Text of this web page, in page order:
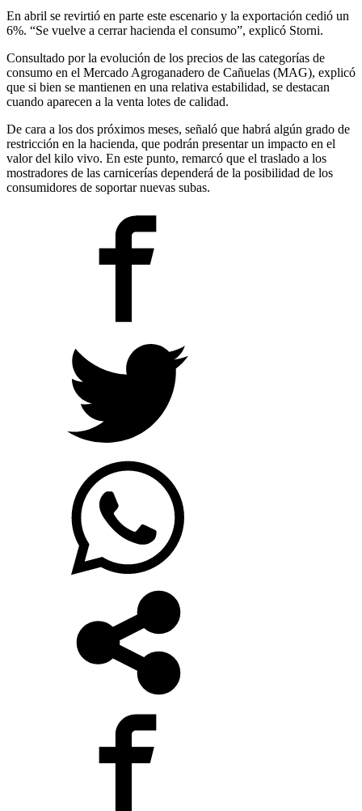
En abril se revirtió en parte este escenario y la exportación cedió un
6%. “Se vuelve a cerrar hacienda el consumo”, explicó Storni.
Consultado por la evolución de los precios de las categorías de
consumo en el Mercado Agroganadero de Cañuelas (MAG), explicó
que si bien se mantienen en una relativa estabilidad, se destacan
cuando aparecen a la venta lotes de calidad.
De cara a los dos próximos meses, señaló que habrá algún grado de
restricción en la hacienda, que podrán presentar un impacto en el
valor del kilo vivo. En este punto, remarcó que el traslado a los
mostradores de las carnicerías dependerá de la posibilidad de los
consumidores de soportar nuevas subas.